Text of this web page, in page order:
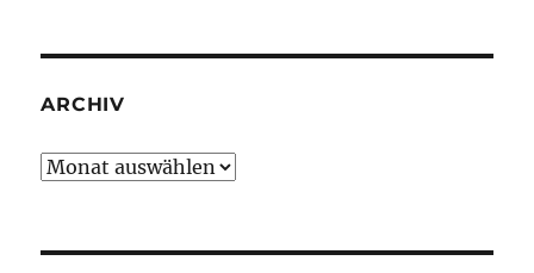
ARCHIV
Archiv